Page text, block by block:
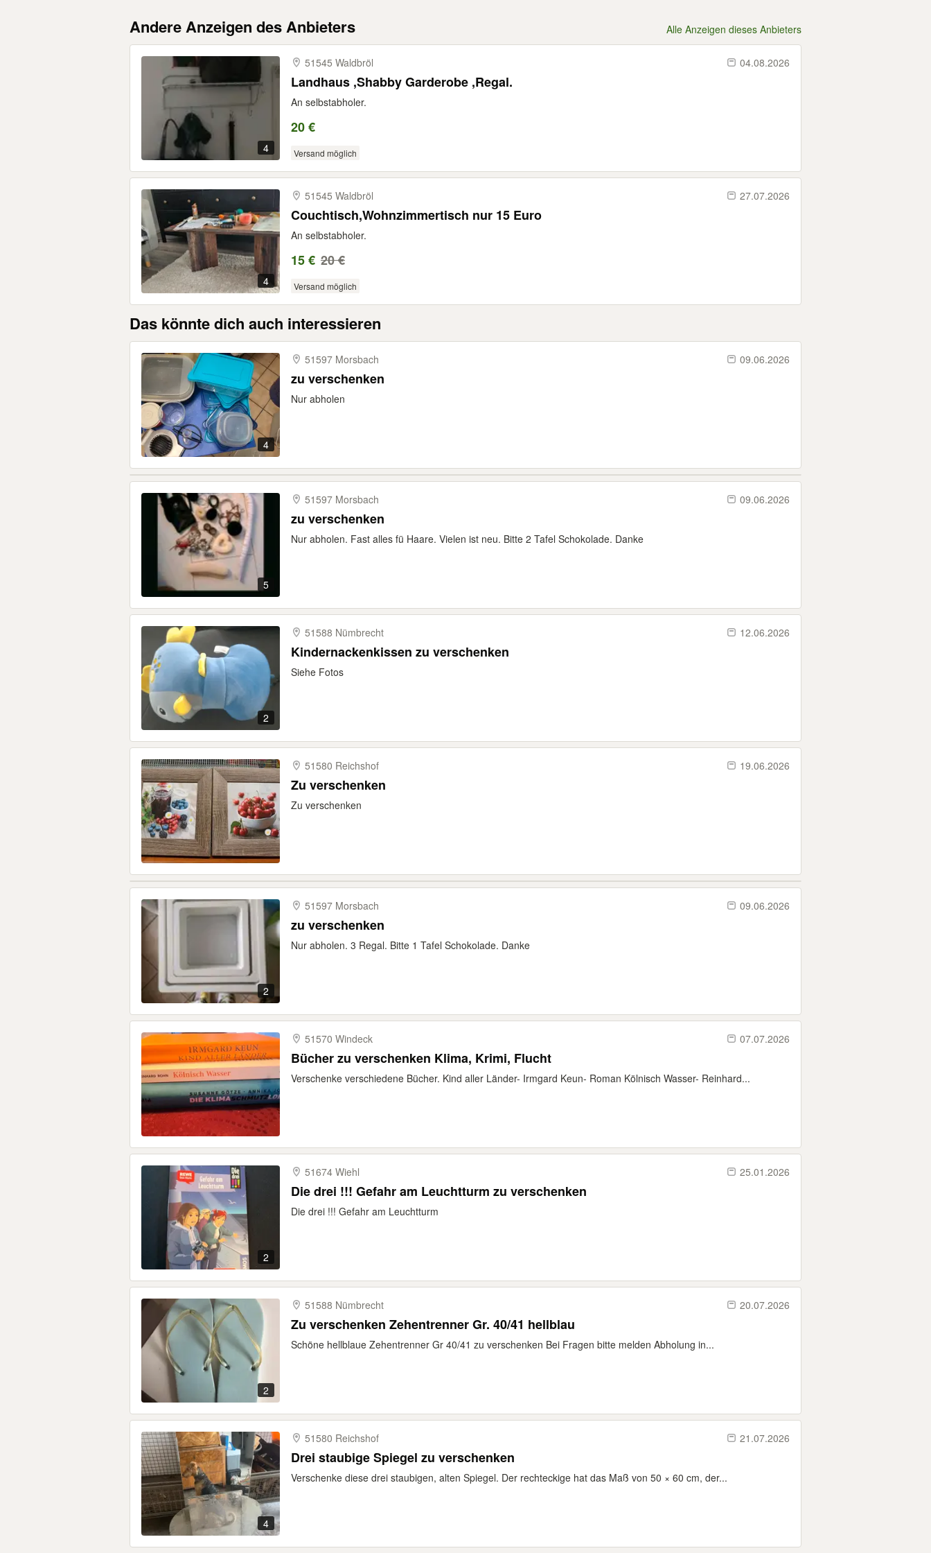
Andere Anzeigen des Anbieters Alle Anzeigen dieses Anbieters
4
51545 Waldbröl 04.08.2026
Landhaus ,Shabby Garderobe ,Regal.
An selbstabholer.
20 €
Versand möglich
4
51545 Waldbröl 27.07.2026
Couchtisch,Wohnzimmertisch nur 15 Euro
An selbstabholer.
15 € 20 €
Versand möglich
Das könnte dich auch interessieren
4
51597 Morsbach 09.06.2026
zu verschenken
Nur abholen
5
51597 Morsbach 09.06.2026
zu verschenken
Nur abholen. Fast alles fü Haare. Vielen ist neu. Bitte 2 Tafel Schokolade. Danke
2
51588 Nümbrecht 12.06.2026
Kindernackenkissen zu verschenken
Siehe Fotos
51580 Reichshof 19.06.2026
Zu verschenken
Zu verschenken
2
51597 Morsbach 09.06.2026
zu verschenken
Nur abholen. 3 Regal. Bitte 1 Tafel Schokolade. Danke
51570 Windeck 07.07.2026
Bücher zu verschenken Klima, Krimi, Flucht
Verschenke verschiedene Bücher. Kind aller Länder- Irmgard Keun- Roman Kölnisch Wasser- Reinhard...
2
51674 Wiehl 25.01.2026
Die drei !!! Gefahr am Leuchtturm zu verschenken
Die drei !!! Gefahr am Leuchtturm
2
51588 Nümbrecht 20.07.2026
Zu verschenken Zehentrenner Gr. 40/41 hellblau
Schöne hellblaue Zehentrenner Gr 40/41 zu verschenken Bei Fragen bitte melden Abholung in...
4
51580 Reichshof 21.07.2026
Drei staubige Spiegel zu verschenken
Verschenke diese drei staubigen, alten Spiegel. Der rechteckige hat das Maß von 50 × 60 cm, der...